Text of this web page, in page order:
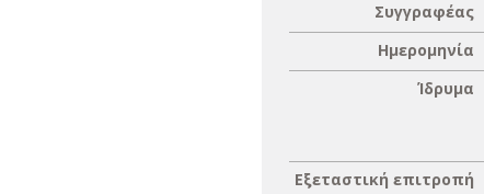
Συγγραφέας
Ημερομηνία
Ίδρυμα
Εξεταστική επιτροπή